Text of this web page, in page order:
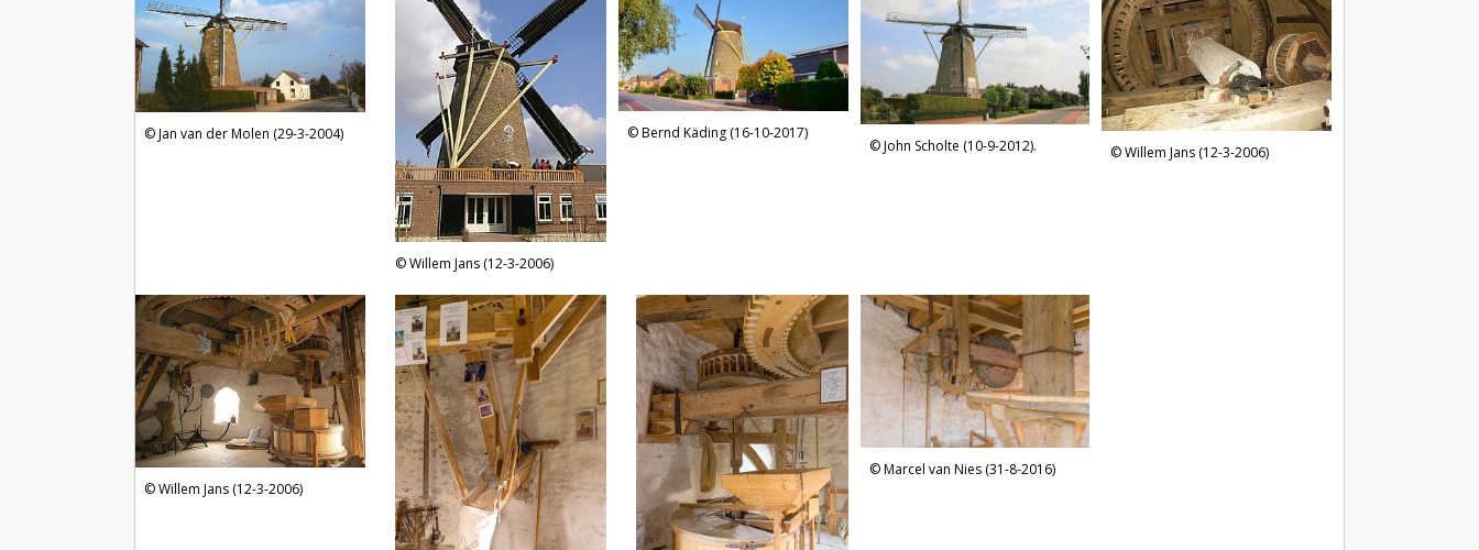
Jan van der Molen (29-3-2004)
Willem Jans (12-3-2006)
Bernd Käding (16-10-2017)
John Scholte (10-9-2012). Willem Jans (12-3-2006)
Willem Jans (12-3-2006)
Marcel van Nies (31-8-2016)